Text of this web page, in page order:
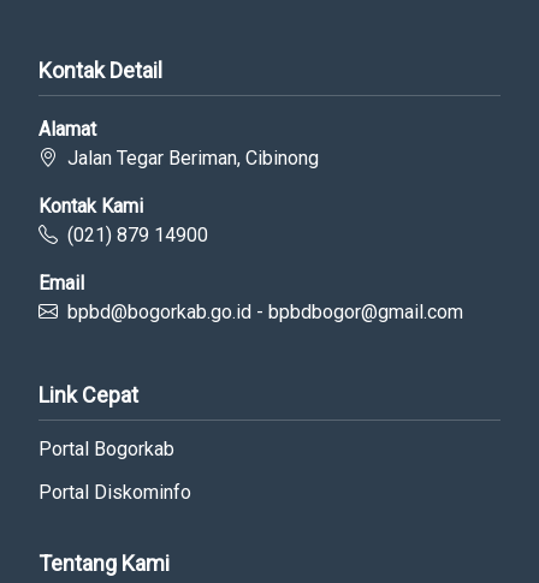
Kontak Detail
Alamat
Jalan Tegar Beriman, Cibinong
Kontak Kami
(021) 879 14900
Email
bpbd@bogorkab.go.id - bpbdbogor@gmail.com
Link Cepat
Portal Bogorkab
Portal Diskominfo
Tentang Kami